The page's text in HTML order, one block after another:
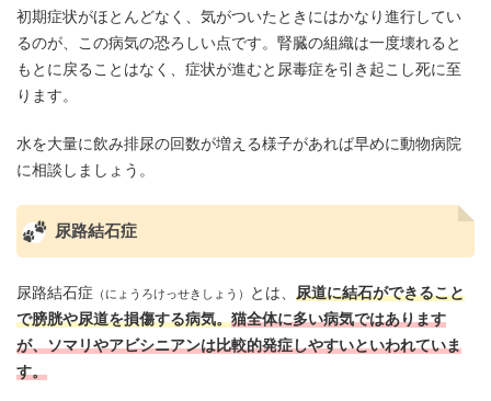
初期症状がほとんどなく、気がついたときにはかなり進行してい
るのが、この病気の恐ろしい点です。腎臓の組織は一度壊れると
もとに戻ることはなく、症状が進むと尿毒症を引き起こし死に至
ります。
水を大量に飲み排尿の回数が増える様子があれば早めに動物病院
に相談しましょう。
尿路結石症
尿路結石症 （にょうろけっせきしょう） とは、 尿道に結石ができること
で膀胱や尿道を損傷する病気。猫全体に多い病気ではあります
が、ソマリやアビシニアンは比較的発症しやすいといわれていま
す。